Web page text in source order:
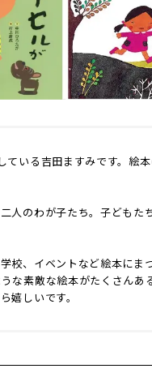
いる吉田ますみです。絵
人のわが子たち。子どもた
校、イベントなど絵本にま
な素敵な絵本がたくさん
嬉しいです。